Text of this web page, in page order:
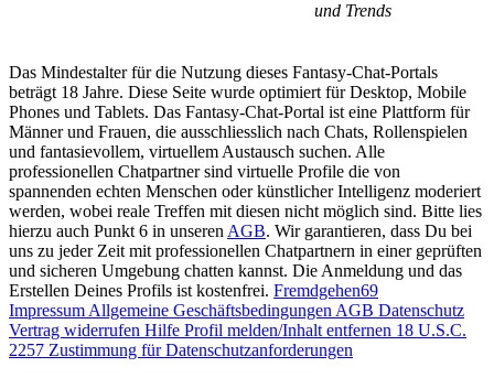
und Trends
Das Mindestalter für die Nutzung dieses Fantasy-Chat-Portals
beträgt 18 Jahre. Diese Seite wurde optimiert für Desktop, Mobile
Phones und Tablets. Das Fantasy-Chat-Portal ist eine Plattform für
Männer und Frauen, die ausschliesslich nach Chats, Rollenspielen
und fantasievollem, virtuellem Austausch suchen. Alle
professionellen Chatpartner sind virtuelle Profile die von
spannenden echten Menschen oder künstlicher Intelligenz moderiert
werden, wobei reale Treffen mit diesen nicht möglich sind. Bitte lies
hierzu auch Punkt 6 in unseren AGB. Wir garantieren, dass Du bei
uns zu jeder Zeit mit professionellen Chatpartnern in einer geprüften
und sicheren Umgebung chatten kannst. Die Anmeldung und das
Erstellen Deines Profils ist kostenfrei. Fremdgehen69
Impressum Allgemeine Geschäftsbedingungen AGB Datenschutz
Vertrag widerrufen Hilfe Profil melden/Inhalt entfernen 18 U.S.C.
2257 Zustimmung für Datenschutzanforderungen